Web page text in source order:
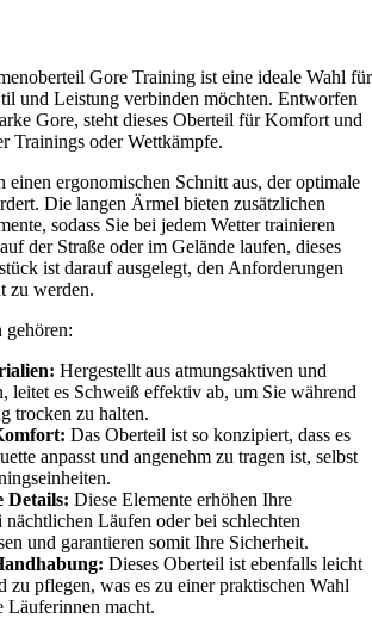
Gore Training ist eine ideale Wahl für
und Leistung verbinden möchten. Entworfen
Gore, steht dieses Oberteil für Komfort und
Trainings oder Wettkämpfe.
einen ergonomischen Schnitt aus, der optimale
Die langen Ärmel bieten zusätzlichen
sodass Sie bei jedem Wetter trainieren
der Straße oder im Gelände laufen, dieses
ist darauf ausgelegt, den Anforderungen
zu werden.
gehören:
Hergestellt aus atmungsaktiven und
leitet es Schweiß effektiv ab, um Sie während
trocken zu halten.
Das Oberteil ist so konzipiert, dass es
anpasst und angenehm zu tragen ist, selbst
Details: Diese Elemente erhöhen Ihre
nächtlichen Läufen oder bei schlechten
und garantieren somit Ihre Sicherheit.
Dieses Oberteil ist ebenfalls leicht
zu pflegen, was es zu einer praktischen Wahl
Läuferinnen macht.